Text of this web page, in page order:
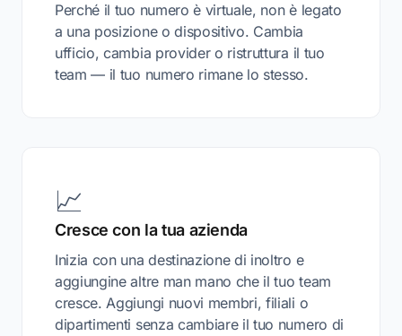
Perché il tuo numero è virtuale, non è legato
a una posizione o dispositivo. Cambia
ufficio, cambia provider o ristruttura il tuo
team — il tuo numero rimane lo stesso.
📈
Cresce con la tua azienda
Inizia con una destinazione di inoltro e
aggiungine altre man mano che il tuo team
cresce. Aggiungi nuovi membri, filiali o
dipartimenti senza cambiare il tuo numero di